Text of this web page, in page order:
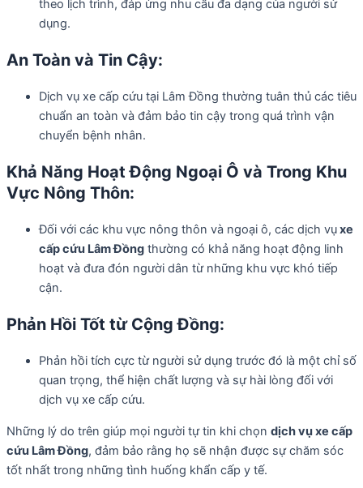
theo lịch trình, đáp ứng nhu cầu đa dạng của người sử
dụng.
An Toàn và Tin Cậy:
Dịch vụ xe cấp cứu tại Lâm Đồng thường tuân thủ các tiêu
chuẩn an toàn và đảm bảo tin cậy trong quá trình vận
chuyển bệnh nhân.
Khả Năng Hoạt Động Ngoại Ô và Trong Khu
Vực Nông Thôn:
Đối với các khu vực nông thôn và ngoại ô, các dịch vụxe
cấp cứu Lâm Đồng thường có khả năng hoạt động linh
hoạt và đưa đón người dân từ những khu vực khó tiếp
cận.
Phản Hồi Tốt từ Cộng Đồng:
Phản hồi tích cực từ người sử dụng trước đó là một chỉ số
quan trọng, thể hiện chất lượng và sự hài lòng đối với
dịch vụ xe cấp cứu.
Những lý do trên giúp mọi người tự tin khi chọn dịch vụ xe cấp
cứu Lâm Đồng, đảm bảo rằng họ sẽ nhận được sự chăm sóc
tốt nhất trong những tình huống khẩn cấp y tế.